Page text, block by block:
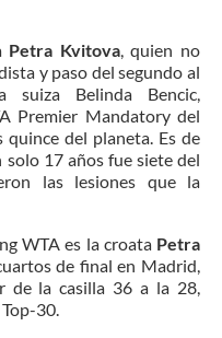
Petra Kvitova, quien no
y paso del segundo al
Belinda Bencic,
Premier Mandatory del
quince del planeta. Es de
17 años fue siete del
las lesiones que la
WTA es la croata Petra
de final en Madrid,
de la casilla 36 a la 28,
30.